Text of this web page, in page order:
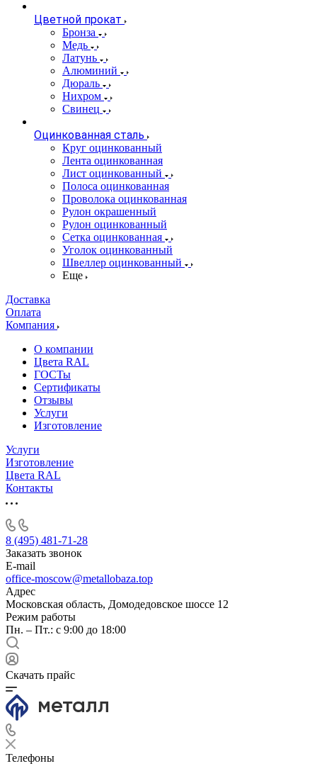
Цветной прокат
Бронза
Медь
Латунь
Алюминий
Дюраль
Нихром
Свинец
Оцинкованная сталь
Круг оцинкованный
Лента оцинкованная
Лист оцинкованный
Полоса оцинкованная
Проволока оцинкованная
Рулон окрашенный
Рулон оцинкованный
Сетка оцинкованная
Уголок оцинкованный
Швеллер оцинкованный
Еще
Доставка
Оплата
Компания
О компании
Цвета RAL
ГОСТы
Сертификаты
Отзывы
Услуги
Изготовление
Услуги
Изготовление
Цвета RAL
Контакты
8 (495) 481-71-28
Заказать звонок
E-mail
office-moscow@metallobaza.top
Адрес
Московская область, Домодедовское шоссе 12
Режим работы
Пн. – Пт.: с 9:00 до 18:00
Скачать прайс
Телефоны